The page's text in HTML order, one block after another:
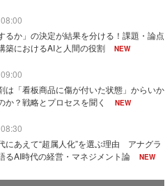
るか」の決定が結果を分ける！課題・論点
築におけるAIと人間の役割
NEW
は「看板商品に傷が付いた状態」からいか
か？戦略とプロセスを聞く
NEW
にあえて“超属人化”を選ぶ理由 アナグラ
るAI時代の経営・マネジメント論
NEW